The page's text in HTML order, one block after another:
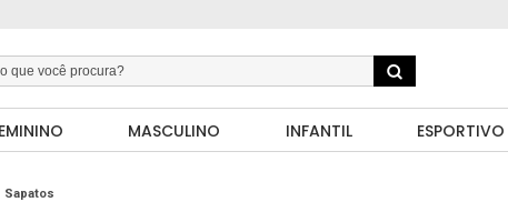
MASCULINO INFANTIL ESPORTIVO
Sapatos